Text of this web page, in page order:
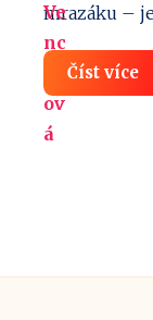
mrazáku –
Číst více